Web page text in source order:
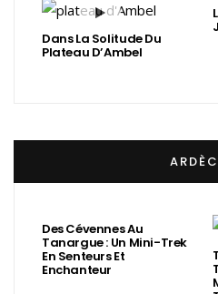
Dans La Solitude Du
Plateau D’Ambel
Des Cévennes Au
Tanargue : Un Mini-Trek
En Senteurs Et
Enchanteur